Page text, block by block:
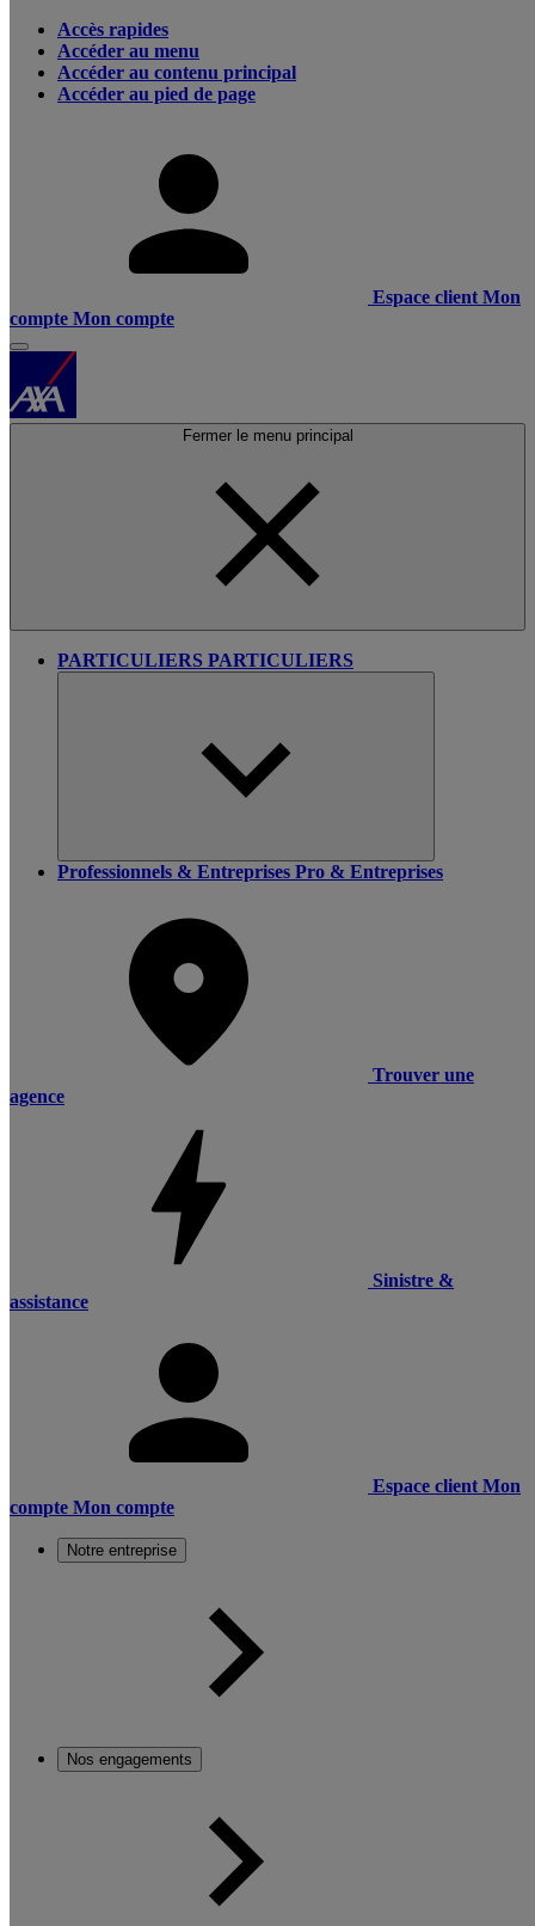
Accès rapides
Accéder au menu
Accéder au contenu principal
Accéder au pied de page
Espace client Mon
compte Mon compte
Fermer le menu principal
PARTICULIERS PARTICULIERS
Professionnels & Entreprises Pro & Entreprises
Trouver une
agence
Sinistre &
assistance
Espace client Mon
compte Mon compte
Notre entreprise
Nos engagements